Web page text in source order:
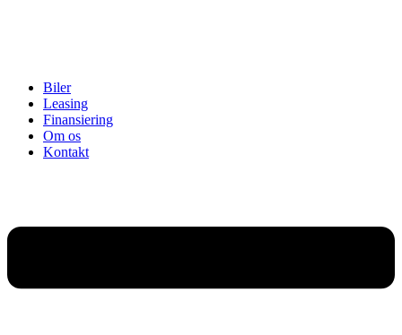
Biler
Leasing
Finansiering
Om os
Kontakt